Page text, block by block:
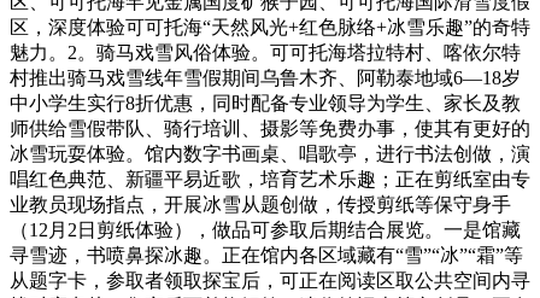
区，深度体验可可托海“天然风光+红色脉络+冰雪乐趣”的奇特
魅力。2。骑马戏雪风俗体验。可可托海塔拉特村、喀依尔特
村推出骑马戏雪线年雪假期间乌鲁木齐、阿勒泰地域6—18岁
中小学生实行8折优惠，同时配备专业领导为学生、家长及教
师供给雪假带队、骑行培训、摄影等免费办事，使其有更好的
冰雪玩耍体验。馆内数字书画桌、唱歌亭，进行书法创做，演
唱红色典范、新疆平易近歌，培育艺术乐趣；正在剪纸室由专
业教员现场指点，开展冰雪从题创做，传授剪纸等保守身手
（12月2日剪纸体验），做品可参取后期结合展览。一是馆藏
寻雪迹，书喷鼻探冰趣。正在馆内各区域藏有“雪”“冰”“霜”等
从题字卡，参取者领取探宝后，可正在阅读区取公共空间内寻